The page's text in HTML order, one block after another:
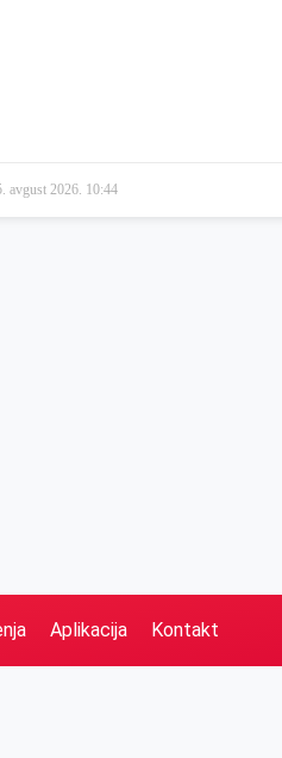
avgust 2026. 10:44
Aplikacija Kontakt